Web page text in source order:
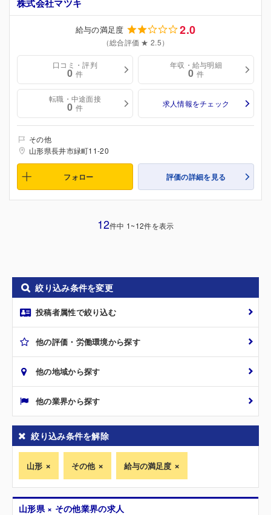
株式会社マツキ
給与の満足度 2.0
（総合評価 ★ 2.5）
口コミ・評判
0 件
年収・給与明細
0 件
転職・中途面接
0 件 求人情報をチェック
その他
山形県長井市緑町11-20
フォロー 評価の詳細を見る
12件中 1~12件を表示
絞り込み条件を変更
投稿者属性で絞り込む
他の評価・労働環境から探す
他の地域から探す
他の業界から探す
絞り込み条件を解除
山形 その他 給与の満足度
山形県 × その他業界の求人